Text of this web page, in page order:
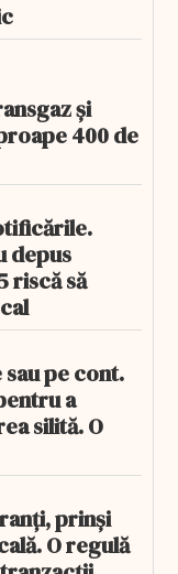
și
400 de
depus
riscă să
pe cont.
a
silită. O
prinși
O regulă